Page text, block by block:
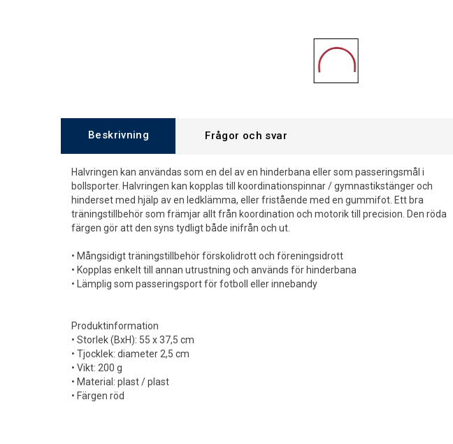
Beskrivning Frågor och svar
Halvringen kan användas som en del av en hinderbana eller som passeringsmål i
bollsporter. Halvringen kan kopplas till koordinationspinnar / gymnastikstänger och
hinderset med hjälp av en ledklämma, eller fristående med en gummifot. Ett bra
träningstillbehör som främjar allt från koordination och motorik till precision. Den röda
färgen gör att den syns tydligt både inifrån och ut.
• Mångsidigt träningstillbehör förskolidrott och föreningsidrott
• Kopplas enkelt till annan utrustning och används för hinderbana
• Lämplig som passeringsport för fotboll eller innebandy
Produktinformation
• Storlek (BxH): 55 x 37,5 cm
• Tjocklek: diameter 2,5 cm
• Vikt: 200 g
• Material: plast / plast
• Färgen röd